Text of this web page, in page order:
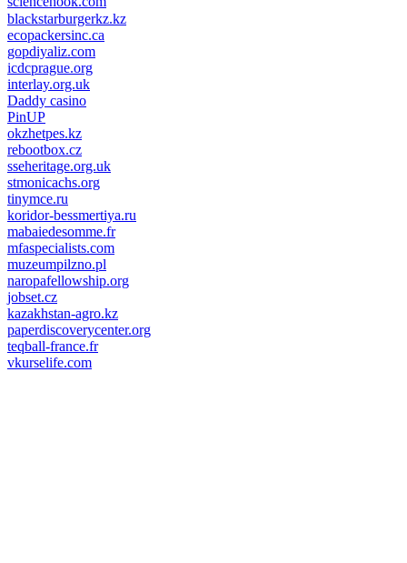
олимп казино
blackstarburgerkz.kz
ecopackersinc.ca
gopdiyaliz.com
icdcprague.org
interlay.org.uk
Daddy casino
PinUP
okzhetpes.kz
rebootbox.cz
sseheritage.org.uk
stmonicachs.org
tinymce.ru
koridor-bessmertiya.ru
mabaiedesomme.fr
mfaspecialists.com
muzeumpilzno.pl
naropafellowship.org
jobset.cz
kazakhstan-agro.kz
paperdiscoverycenter.org
teqball-france.fr
vkurselife.com